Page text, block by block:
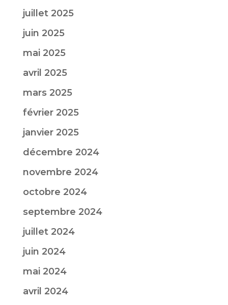
juillet 2025
juin 2025
mai 2025
avril 2025
mars 2025
février 2025
janvier 2025
décembre 2024
novembre 2024
octobre 2024
septembre 2024
juillet 2024
juin 2024
mai 2024
avril 2024